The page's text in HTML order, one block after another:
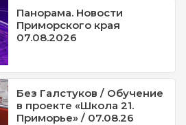
Панорама. Новости
Приморского края
07.08.2026
Без Галстуков / Обучение
в проекте «Школа 21.
Приморье» / 07.08.26